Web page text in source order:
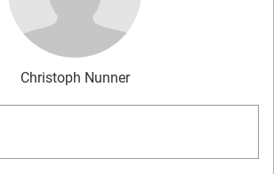
Christoph Nunner